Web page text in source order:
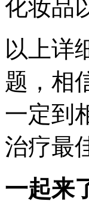
化妆品
以上详
题，相
一定到
治疗最
一起来